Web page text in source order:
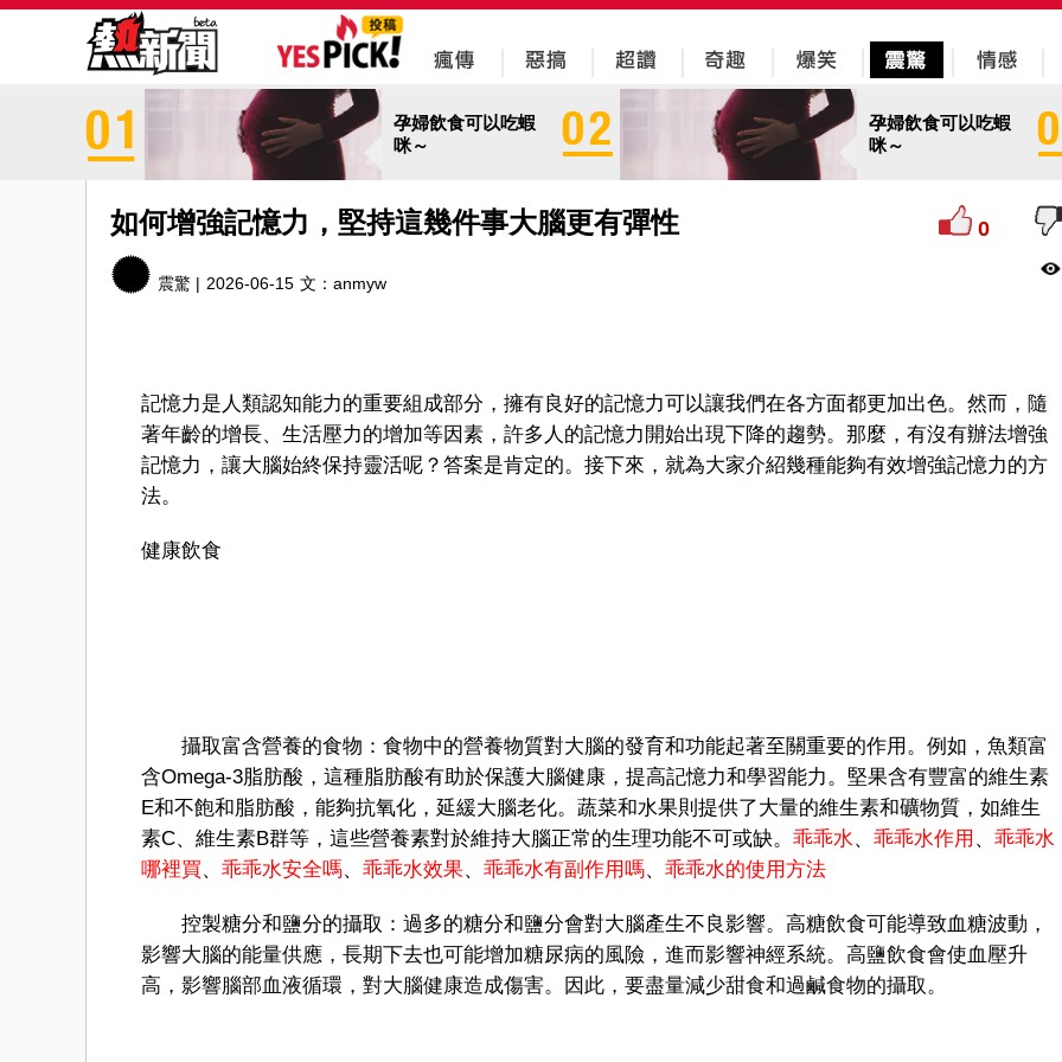
孕婦飲食可以吃蝦
咪～
孕婦飲食可以吃蝦
咪～
如何增強記憶力，堅持這幾件事大腦更有彈性 0
震驚 | 2026-06-15 文： anmyw
記憶力是人類認知能力的重要組成部分，擁有良好的記憶力可以讓我們在各方面都更加出色。然而，隨
著年齡的增長、生活壓力的增加等因素，許多人的記憶力開始出現下降的趨勢。那麼，有沒有辦法增強
記憶力，讓大腦始終保持靈活呢？答案是肯定的。接下來，就為大家介紹幾種能夠有效增強記憶力的方
法。
健康飲食
攝取富含營養的食物：食物中的營養物質對大腦的發育和功能起著至關重要的作用。例如，魚類富
含Omega-3脂肪酸，這種脂肪酸有助於保護大腦健康，提高記憶力和學習能力。堅果含有豐富的維生素
E和不飽和脂肪酸，能夠抗氧化，延緩大腦老化。蔬菜和水果則提供了大量的維生素和礦物質，如維生
素C、維生素B群等，這些營養素對於維持大腦正常的生理功能不可或缺。 乖乖水、 乖乖水作用 、 乖乖水
哪裡買、 乖乖水安全嗎、 乖乖水效果、 乖乖水有副作用嗎、 乖乖水的使用方法
控製糖分和鹽分的攝取：過多的糖分和鹽分會對大腦產生不良影響。高糖飲食可能導致血糖波動，
影響大腦的能量供應，長期下去也可能增加糖尿病的風險，進而影響神經系統。高鹽飲食會使血壓升
高，影響腦部血液循環，對大腦健康造成傷害。因此，要盡量減少甜食和過鹹食物的攝取。